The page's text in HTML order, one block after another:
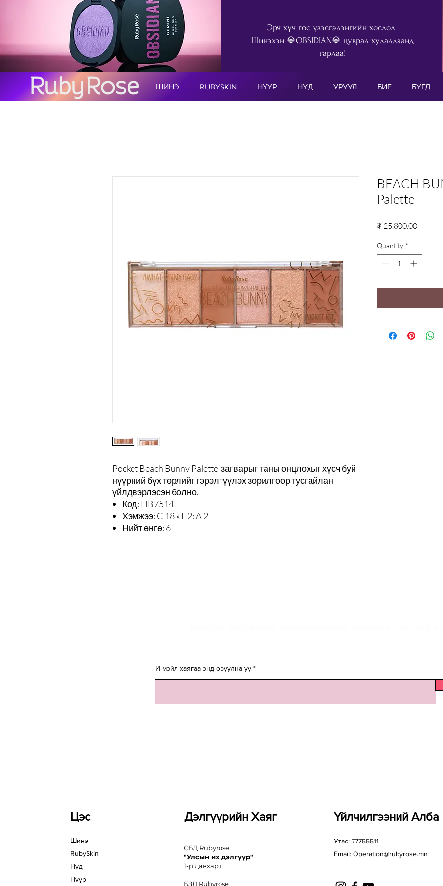
Эрч хүч гоо үзэсгэлэнгийн хослол
Шинэхэн 💎OBSIDIAN💎 цуврал худалдаанд
гарлаа!
ШИНЭ RUBYSKIN НҮҮР НҮД УРУУЛ БИЕ БҮГД
Pocket Beach Bunny Palette загварыг таны онцлохыг хүсч буй
нүүрний бүх төрлийг гэрэлтүүлэх зорилгоор тусгайлан
үйлдвэрлэсэн болно.
Код: HB7514
Хэмжээ: C 18 x L 2: A 2
Нийт өнгө: 6
BEACH
Palette
₮ 25,800.00Price
Quantity *
И-мэйл хаягаа энд оруулна уу
Цэс
Шинэ
RubySkin
Нүд
Нүүр
Дэлгүүрийн Хаяг
СБД Rubyrose
"Улсын их дэлгүүр"
1-р давхарт.
БЗД Rubyrose
Үйлчилгээний Алба
Утас: 77755511
Email: Operation@rubyrose.mn